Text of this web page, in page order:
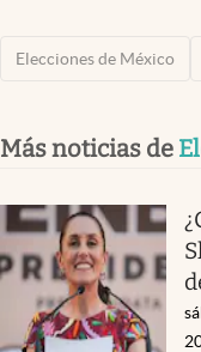
Elecciones de México
Más noticias de